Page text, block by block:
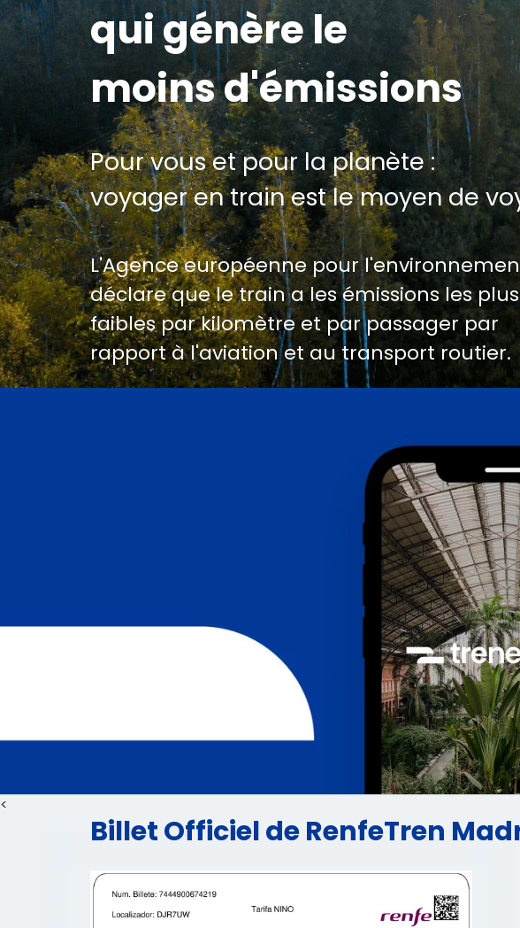
qui génère le
moins d'émissions
Pour vous et pour la planète :
voyager en train est le moyen de
L'Agence européenne pour
déclare que le train a les émissions les plus
faibles par kilomètre et par passager par
rapport à l'aviation et au transport routier.
<
Billet Officiel de RenfeTren